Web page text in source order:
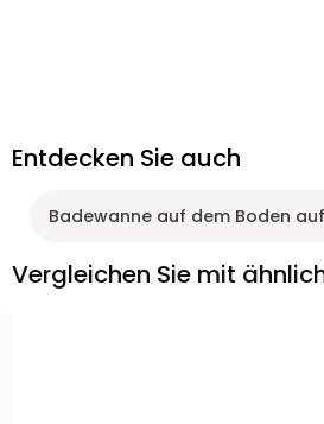
Entdecken Sie auch
Badewanne auf dem Boden
Vergleichen Sie mit